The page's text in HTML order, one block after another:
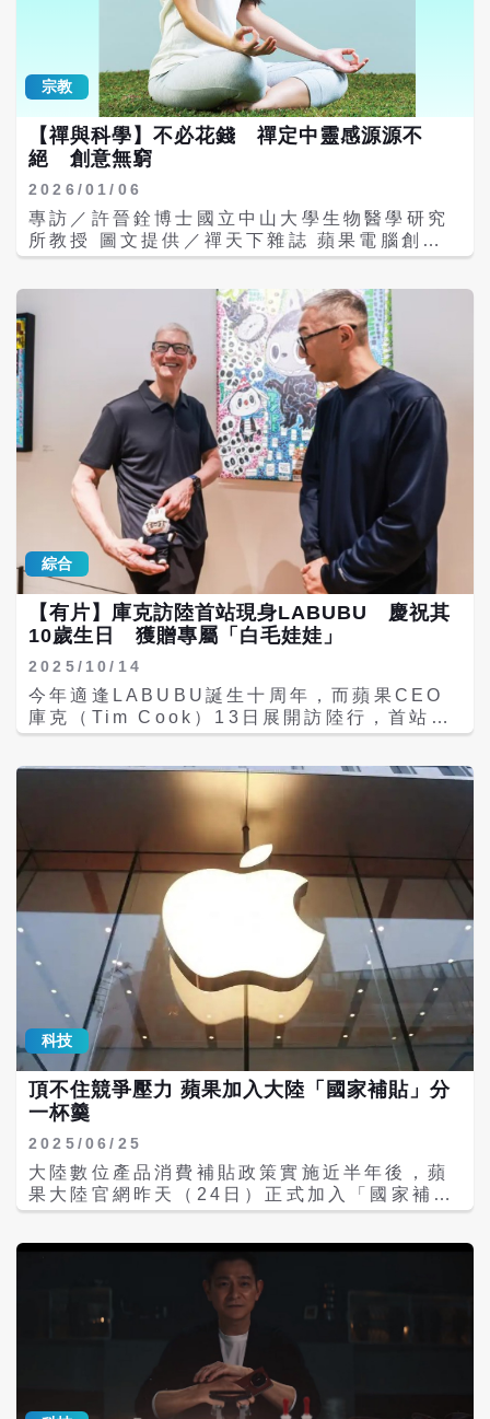
術基礎上，提供更現代化的搜尋體驗，能記住
使用者先前的查詢，並整合裝置內的個人資料
以提供客製化回應。蘋果還預計推出獨立的
Siri應用程式，並提供付費進階版本，與其他
AI應用程式競爭。 分析師指出，蘋果雖然在生
成式AI發展上落後競爭對手數年，但憑藉其在
硬體裝置領域的強大主導地位，仍具備成為AI
市場贏家的潛力。前蘋果零售主管、賈伯斯
（Steve Jobs）時代的重要人物強生（Ron
出。手機將是人們使用AI的主要裝置，而蘋果
正與正確的夥伴合作，為手機帶來獨特的AI體
來透過裝置優勢建立「收費站」模式，每年從
《App Store》應用程式分成及Google在
Safari瀏覽器的預設搜尋合作中，收取數百億
美元費用。分析師認為，更聰明的Siri有望在
AI時代開闢新的收入來源。 Apple WWDC
2026 pic.twitter.com/en1rIXWAHb
Saurav (@Saurav_DJ47) June 7, 2026
在未來願景中，智慧型手機不僅是搜尋工具，
更將成為能主動完成任務的個人助理。例如自
動根據使用者行事曆和飲食偏好預訂餐廳、呼
叫車輛，或直接替使用者聯繫線上服務，而無
需逐一開啟不同App。蘋果的最大優勢在於，
iPhone已深度掌握使用者個人資訊，未來各
大AI模型若想接觸廣大消費者，很可能都必須
通過蘋果這道關卡。 不過，蘋果在AI領域的挑
戰依然嚴峻。2年前蘋果曾承諾Siri能與訊息、
應用程式互動並理解螢幕內容，最終卻未能兌
現，甚至因此面臨集體訴訟。分析師摩菲特
（Craig Moffett）指出，蘋果最大的挑戰在
於能否將「想像中的Apple Intelligence」
轉化為使用者真正願意使用的產品與服務。 此
信任，卻也限制了AI模型的訓練效率。記憶體
供應短缺也是另一大難題，未來iPhone需更
多記憶體才能在裝置端運行複雜AI模型，但
Nvidia等AI晶片大廠已導致記憶體價格大幅上
漲。 去年（2025年），蘋果已撤換未能有效
推動Siri願景的AI主管。如今，蘋果已無退
路，必須在這次重啟中拿出成果。 儘管面臨諸
多挑戰，許多分析師仍看好蘋果的長期前景。
憑藉數億台iPhone的龐大用戶基礎，以及與
Google等夥伴的合作，蘋果有望將生成式AI
真正帶給大眾，在AI時代繼續維持其科技巨頭
地位。
宗教
【禪與科學】不必花錢 禪定中靈感源源不
絕 創意無窮
2026/01/06
專訪／許晉銓博士國立中山大學生物醫學研究
所教授 圖文提供／禪天下雜誌 蘋果電腦創辦
人賈伯斯曾豪氣地說：「別人可以抄襲我的作
找到了如湧泉般的創意源頭，那就是一顆靈感
源源不絕的清淨心。 進入快速變化的二十一世
紀，人類思想有很大的躍進，生活工作不再只
是一成不變地要求做得快、做得好，更要求要
彈性應變、創新突破；因此，許多個人化、個
性化的商品，在現代社會大行其道，各式藝術
文創園區也紛紛成立，鼓勵更多年輕人勇於表
現自我，創造個人的特色與價值。 當一切工作
逐漸被機器和電腦取代後，「改變」與「創
意」就成為現代人必備的生存條件。但問題
是，對充滿壓力和焦躁的現代人而言，實在很
難有一顆平靜放鬆的心和腦袋，來孕育無限想
像的創意。 但是有一位科技人，他藉由禪定靜
心所產生的靈感，徹底改變了全人類的生活，
他就是蘋果電腦創辦人賈伯斯（Steven Paul
Jobs）。 賈伯斯的創意來自禪定 許多人都追
頂著冷颼颼的刺骨寒風，漏夜排隊，只為了購
買最新上市的i-phone手機；賈伯斯可說是集
「科技、創意、時尚」於一身的總教主。 然
品時，他在當時尚未公開的回憶錄中寫了這段
話：「我這一生做過最有價值的事，不是發明
了這些賺錢的商品，而是在年輕時學到了禪定
方法，讓我找到一顆平靜又充滿創意的心，可
以面對各種挑戰。」 從賈伯斯的辦公室及他個
人的服裝打扮，都呈現出一種率真、簡單的禪
式風格──沒有氣派昂貴的辦公桌，只有一塊蒲
團放在辦公室中央，那是他靜心思考的聖殿；
也沒有精心設計剪裁的西裝，最愛穿一件套頭
圓領T恤，因為他認為，科技所追尋的生命渴
望與靈感，是直心，所以他不要一顆顆扣了又
解、解了又扣的鈕扣。賈伯斯曾豪氣地說：
「別人可以抄襲我的作品，但無法奪走我的創
意！」因為他從禪定中找到了如湧泉般的創意
源頭，那就是一顆靈感源源不絕的清淨心。 也
許有人會問，透過禪定開發創意，有科學證明
嗎？每個人都可以如此練習嗎？還是賈伯斯只
是一個個案，他是因為天赋異秉才成功的，其
發創意 如果你也有這樣的疑惑，下面的科學報
導或許可以提供解答，因為相關研究證明，重
人。 一位來自荷蘭阿姆斯特丹大學的伯斯教授
（Matthijs Baas），設計了為期8週的禪定
專注課程，參與實驗的自願者必須在每週的禪
定練習後，填寫有關創意檢測的問卷量表，同
時還要配合完成一些需要創意思考的過關遊
戲，其目的是為了計算一個人的創意行為是如
何被涵養訓練出來的。 伯斯教授在這研究中，
搭配了不同的禪定專注技巧，結果發現一個很
綜合
【有片】庫克訪陸首站現身LABUBU 慶祝其
10歲生日 獲贈專屬「白毛娃娃」
2025/10/14
今年適逢LABUBU誕生十周年，而蘋果CEO
庫克（Tim Cook）13日展開訪陸行，首站便
現身上海POP MART 泡泡瑪特展覽，泡泡瑪
昇也親自到場迎接。綜合陸媒報導，現場氣氛
熱烈，庫克還獲贈一隻手持iPhone 17 Pro、
戴著黑色粗框眼鏡的白毛LABUBU，象徵科技
與潮玩藝術的創意融合。 庫克10月13日下午
抵達上海，參觀泡泡瑪特舉辦的THE
MONSTER十周年巡展，展覽展示了
LABUBU系列的原創手稿與豐富多元的藝術作
品，完整呈現品牌十年來的創作歷程與美學風
格。 參觀過程中，庫克與王寧、龍家昇互動熱
絡，龍家昇現場以iPad Pro示範LABUBU的
數位繪製過程，展現蘋果科技如何融入藝術創
作；王寧則獻上特別禮物，LABUBU大首領
「ZIMOMO」及庫克專屬的LABUBU，作為
雙方交流的象徵。 今年是LABUBU誕生十周
年，泡泡瑪特為此舉辦為期一年的全球巡迴紀
念展，首站登陸上海，並首次公開龍家昇的大
眾多粉絲與收藏家關注。 當晚，庫克也出現在
Apple Store官方旗艦店的抖音直播間，消息
一出便成為熱搜話題，他在直播間親自宣布全
開放預購，並於10 月22日正式開售。這是庫
克首次透過大陸直播平台與消費者直接互動，
展現蘋果對大陸市場的重視。 iPhone Air 作
為蘋果今年秋季推出的全新產品線，厚度僅
5.6 毫米，為史上最薄的 iPhone。新機採用
純 eSIM 設計，取消實體 SIM 卡槽，被視為
蘋果推進全球「去卡化」策略的重要一步，象
徵品牌在設計與技術上的再度突破。 庫克於
科技
頂不住競爭壓力 蘋果加入大陸「國家補貼」分
一杯羹
2025/06/25
大陸數位產品消費補貼政策實施近半年後，蘋
果大陸官網昨天（24日）正式加入「國家補
貼」（陸稱「國補」）行列，此次政策覆蓋
人民幣2000元（約新台幣8200元）優惠。據
陸媒《界面新聞》分析，蘋果藉由縮小與大陸
本土手機的價格差距，將目標瞄準大陸中階手
機市場。 蘋果先前官方通路不參與國補，造成
部分消費者轉向其他電商平台，在市場競爭壓
力下，蘋果官方也接受國補，不過目前僅支援
Apple Store線上商店（北京為主）及上海實
體旗艦店。 根據大陸國補規則，購買6000元